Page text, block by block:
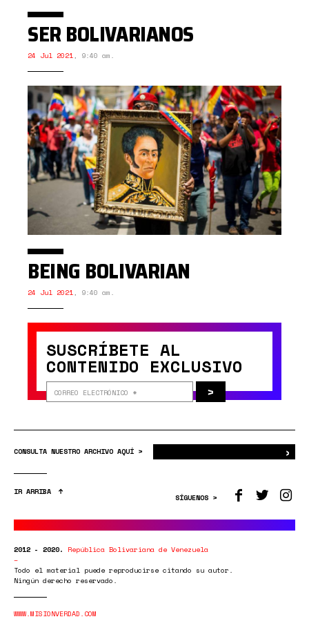
SER BOLIVARIANOS
24 Jul 2021, 9:40 am.
SUSCRÍBETE AL
CONTENIDO EXCLUSIVO
>
BEING BOLIVARIAN
24 Jul 2021, 9:40 am.
CONSULTA NUESTRO ARCHIVO AQUÍ > ›
IR ARRIBA
SÍGUENOS >
2012 - 2020. República Bolivariana de Venezuela
Todo el material puede reproducirse citando su autor.
Ningún derecho reservado.
WWW.MISIONVERDAD.COM